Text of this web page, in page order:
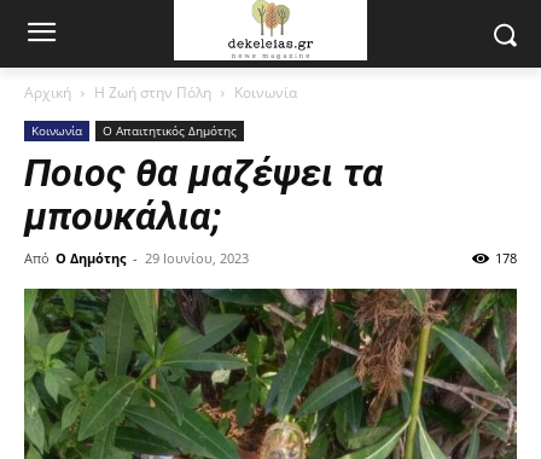
Αρχική Η Ζωή στην Πόλη Κοινωνία
Κοινωνία Ο Απαιτητικός Δημότης
Ποιος θα μαζέψει τα
μπουκάλια;
Από Ο Δημότης - 29 Ιουνίου, 2023 178